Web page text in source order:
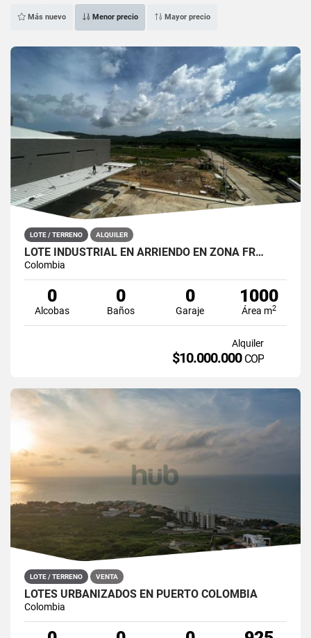
Más nuevo Menor precio Mayor precio
LOTE / TERRENO ALQUILER
LOTE INDUSTRIAL EN ARRIENDO EN ZONA FR…
Colombia
0
Alcobas
0
Baños
0
Garaje
1000
Área m2
Alquiler
$10.000.000 COP
LOTE / TERRENO VENTA
LOTES URBANIZADOS EN PUERTO COLOMBIA
Colombia